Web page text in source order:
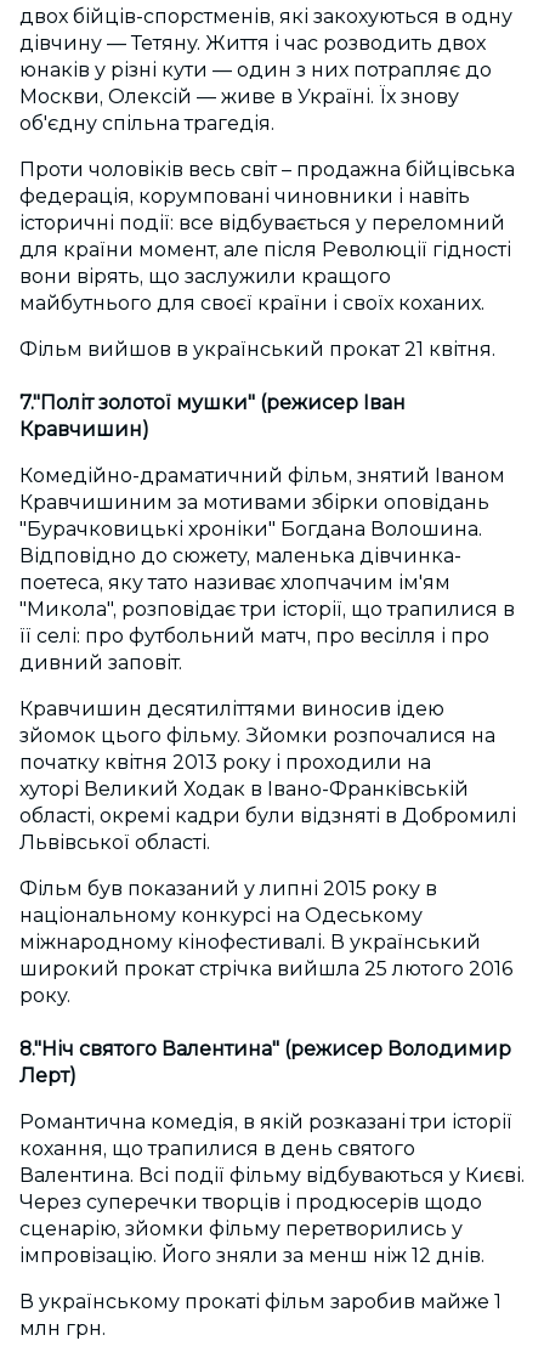
двох бійців-спорстменів, які закохуються в одну
дівчину — Тетяну. Життя і час розводить двох
юнаків у різні кути — один з них потрапляє до
Москви, Олексій — живе в Україні. Їх знову
об'єдну спільна трагедія.
Проти чоловіків весь світ – продажна бійцівська
федерація, корумповані чиновники і навіть
історичні події: все відбувається у переломний
для країни момент, але після Революції гідності
вони вірять, що заслужили кращого
майбутнього для своєї країни і своїх коханих.
Фільм вийшов в український прокат 21 квітня.
7."Політ золотої мушки" (режисер Іван
Кравчишин)
Комедійно-драматичний фільм, знятий Іваном
Кравчишиним за мотивами збірки оповідань
"Бурачковицькі хроніки" Богдана Волошина.
Відповідно до сюжету, маленька дівчинка-
поетеса, яку тато називає хлопчачим ім'ям
"Микола", розповідає три історії, що трапилися в
її селі: про футбольний матч, про весілля і про
дивний заповіт.
Кравчишин десятиліттями виносив ідею
зйомок цього фільму. Зйомки розпочалися на
початку квітня 2013 року і проходили на
хуторі Великий Ходак в Івано-Франківській
області, окремі кадри були відзняті в Добромилі
Львівської області.
Фільм був показаний у липні 2015 року в
національному конкурсі на Одеському
міжнародному кінофестивалі. В український
широкий прокат стрічка вийшла 25 лютого 2016
року.
8."Ніч святого Валентина" (режисер Володимир
Лерт)
Романтична комедія, в якій розказані три історії
кохання, що трапилися в день святого
Валентина. Всі події фільму відбуваються у Києві.
Через суперечки творців і продюсерів щодо
сценарію, зйомки фільму перетворились у
імпровізацію. Його зняли за менш ніж 12 днів.
В українському прокаті фільм заробив майже 1
млн грн.